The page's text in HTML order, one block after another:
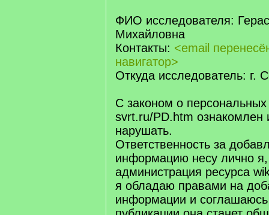
ФИО исследователя:
Михайловна
Контакты: <email
навигатор>
Откуда исследователь: г.
С законом о
svrt.ru/PD.htm ознакомлен
нарушать.
Ответственность за
информацию несу лично
администрация ресурса
я обладаю правами на
информации и